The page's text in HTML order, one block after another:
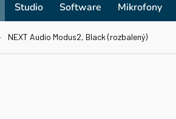
Studio Software Mikrofony
NEXT Audio Modus2, Black (rozbalený)